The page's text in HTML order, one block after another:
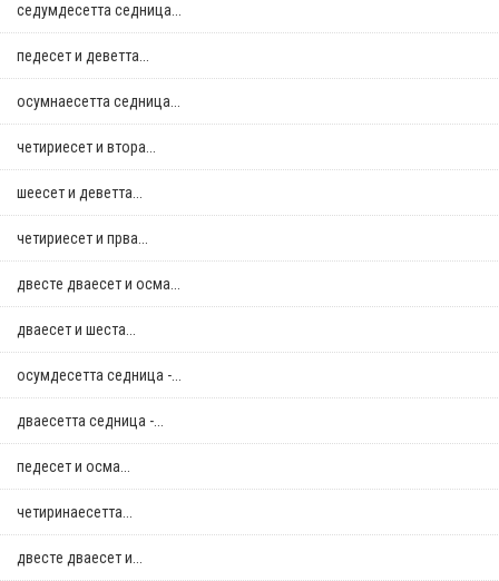
седумдесетта седница...
педесет и деветта...
осумнaесетта седница...
четириесет и втора...
шеесет и деветта...
четириесет и прва...
двестe дваесет и осма...
дваесет и шеста...
осумдесетта седница -...
дваесетта седница -...
педесет и осма...
четиринаесетта...
двестe дваесет и...